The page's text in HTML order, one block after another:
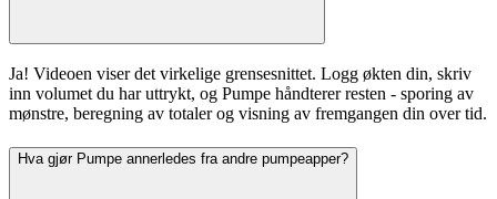
Ja! Videoen viser det virkelige grensesnittet. Logg økten din, skriv
inn volumet du har uttrykt, og Pumpe håndterer resten - sporing av
mønstre, beregning av totaler og visning av fremgangen din over tid.
Hva gjør Pumpe annerledes fra andre pumpeapper?